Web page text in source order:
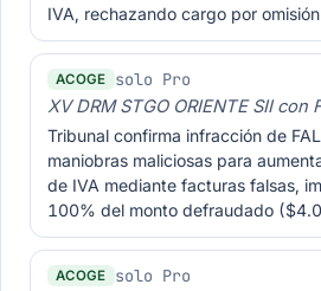
IVA, rechazando cargo por
ACOGE solo Pro
XV DRM STGO ORIENTE SII con
Tribunal confirma infracción de
maniobras maliciosas para
de IVA mediante facturas falsas,
100% del monto defraudado
ACOGE solo Pro